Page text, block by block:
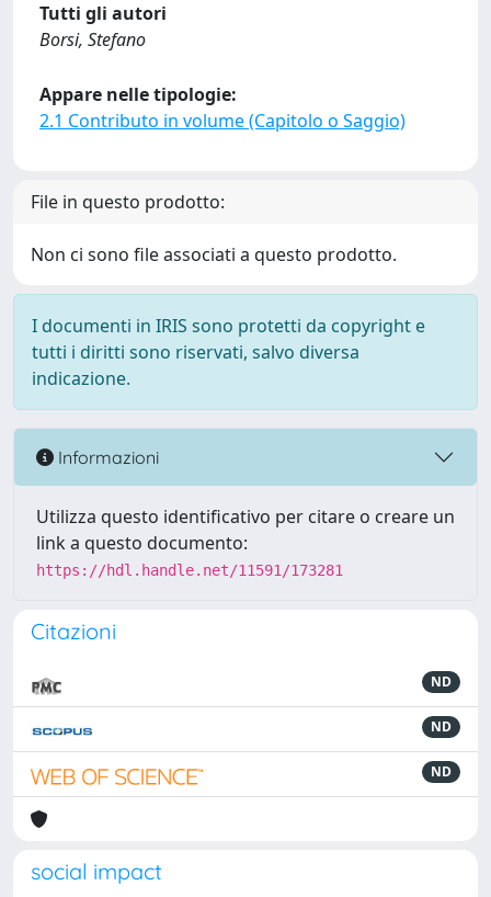
Tutti gli autori
Borsi, Stefano
Appare nelle tipologie:
2.1 Contributo in volume (Capitolo o Saggio)
File in questo prodotto:
Non ci sono file associati a questo prodotto.
I documenti in IRIS sono protetti da copyright e
tutti i diritti sono riservati, salvo diversa
indicazione.
Informazioni
Utilizza questo identificativo per citare o creare un
link a questo documento:
https://hdl.handle.net/11591/173281
Citazioni
ND
ND
ND
social impact